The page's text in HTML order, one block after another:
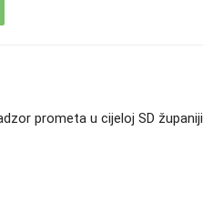
prometa u cijeloj SD županiji